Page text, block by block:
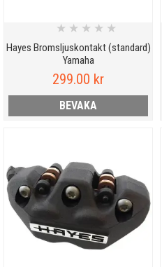
Hayes Bromsljuskontakt (standard)
Yamaha
★ ★ ★ ★ ★
299.00 kr
BEVAKA